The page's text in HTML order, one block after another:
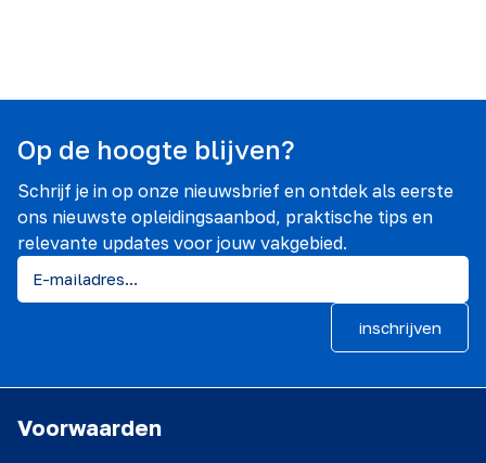
Op de hoogte blijven?
Schrijf je in op onze nieuwsbrief en ontdek als eerste
ons nieuwste opleidingsaanbod, praktische tips en
relevante updates voor jouw vakgebied.
inschrijven
Voorwaarden